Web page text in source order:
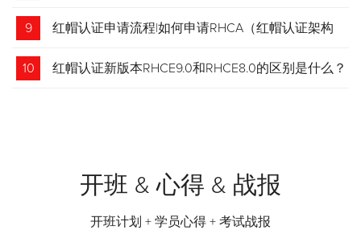
9 红帽认证申请流程|如何申请RHCA（红帽认证架构
师）证书？申请步骤请收藏！
10 红帽认证新版本RHCE9.0和RHCE8.0的区别是什么？
开班 & 心得 & 战报
开班计划 + 学员心得 + 考试战报